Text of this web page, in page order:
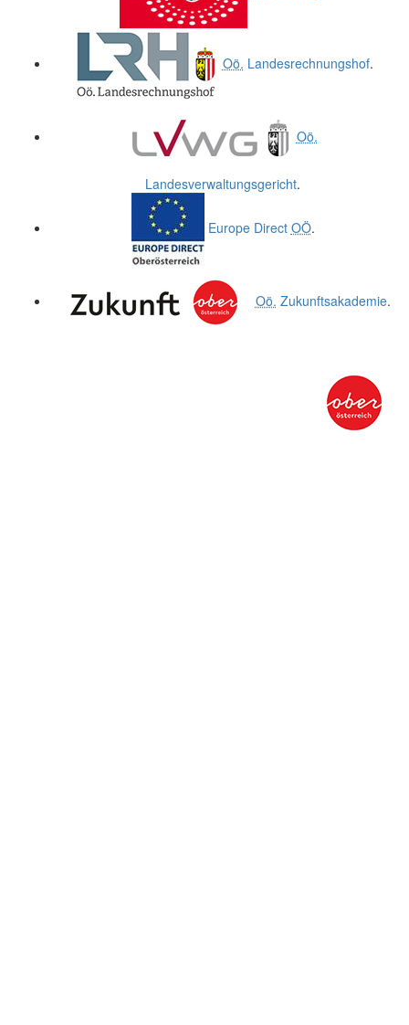
Oö. Landesrechnungshof.
Oö.
Landesverwaltungsgericht.
Europe Direct OÖ.
Oö. Zukunftsakademie.